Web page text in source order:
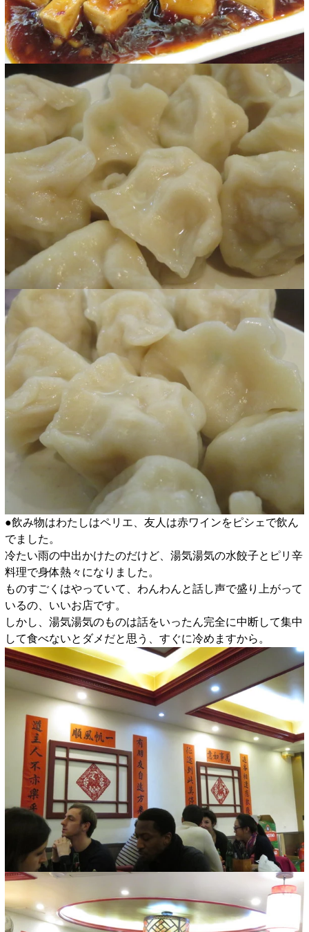
●飲み物はわたしはペリエ、友人は赤ワインをピシェで飲ん
でました。
冷たい雨の中出かけたのだけど、湯気湯気の水餃子とピリ辛
料理で身体熱々になりました。
ものすごくはやっていて、わんわんと話し声で盛り上がって
いるの、いいお店です。
しかし、湯気湯気のものは話をいったん完全に中断して集中
して食べないとダメだと思う、すぐに冷めますから。